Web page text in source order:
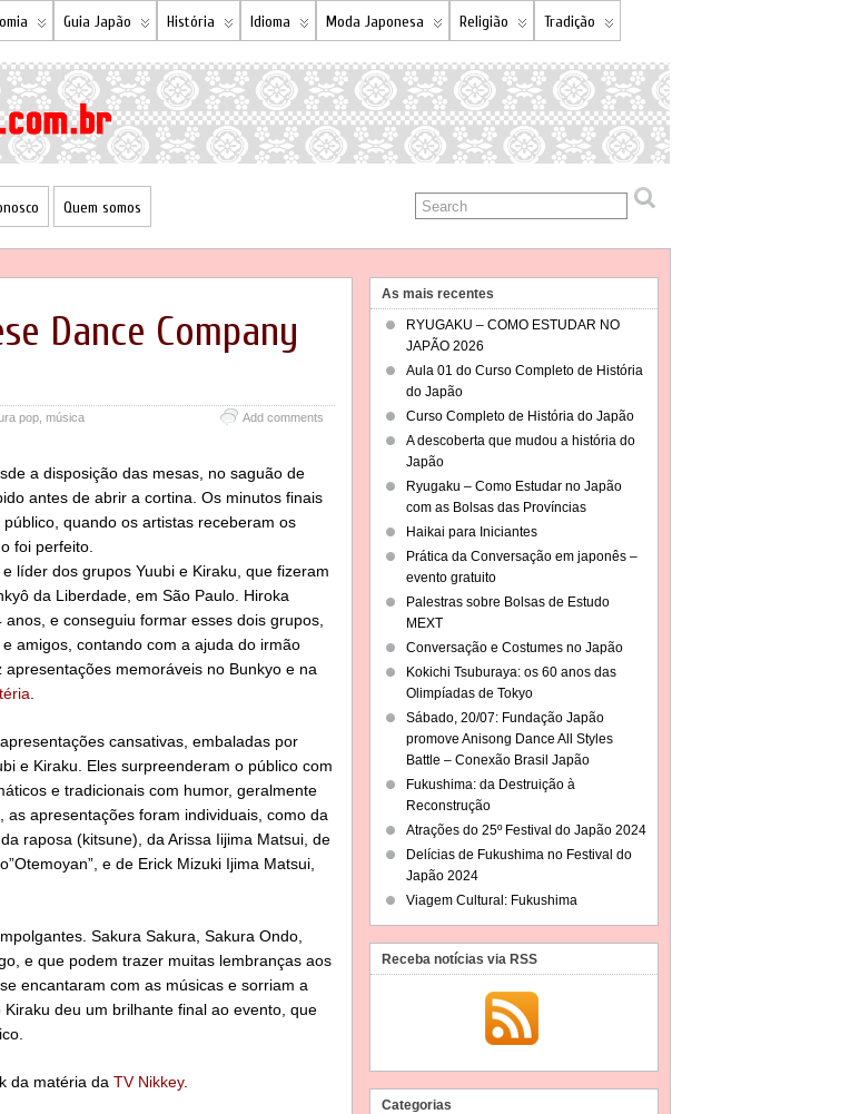
Guia Japão História Idioma Moda Japonesa Religião Tradição
Quem somos
Dance Company
pop música
Add comments
a disposição das mesas, no saguão de
antes de abrir a cortina. Os minutos finais
quando os artistas receberam os
foi perfeito.
líder dos grupos Yuubi e Kiraku, que fizeram
da Liberdade, em São Paulo. Hiroka
e conseguiu formar esses dois grupos,
amigos, contando com a ajuda do irmão
memoráveis no Bunkyo e na
cansativas, embaladas por
e Kiraku. Eles surpreenderam o público com
e tradicionais com humor, geralmente
apresentações foram individuais, como da
raposa (kitsune), da Arissa Iijima Matsui, de
e de Erick Mizuki Ijima Matsui,
Sakura Sakura, Sakura Ondo,
e que podem trazer muitas lembranças aos
encantaram com as músicas e sorriam a
deu um brilhante final ao evento, que
da matéria da TV Nikkey.
As mais recentes
RYUGAKU – COMO ESTUDAR NO
JAPÃO 2026
Aula 01 do Curso Completo de História
do Japão
Curso Completo de História do Japão
A descoberta que mudou a história do
Japão
Ryugaku – Como Estudar no Japão
com as Bolsas das Províncias
Haikai para Iniciantes
Prática da Conversação em japonês –
evento gratuito
Palestras sobre Bolsas de Estudo
MEXT
Conversação e Costumes no Japão
Kokichi Tsuburaya: os 60 anos das
Olimpíadas de Tokyo
Sábado, 20/07: Fundação Japão
promove Anisong Dance All Styles
Battle – Conexão Brasil Japão
Fukushima: da Destruição à
Reconstrução
Atrações do 25º Festival do Japão 2024
Delícias de Fukushima no Festival do
Japão 2024
Viagem Cultural: Fukushima
Receba notícias via RSS
Categorias